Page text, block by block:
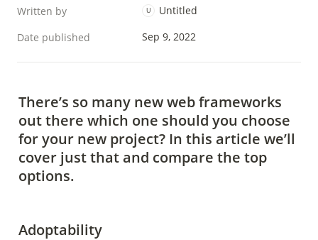
Written by U
Untitled
Date published
Sep 9, 2022
There’s so many new web frameworks
out there which one should you choose
for your new project? In this article we’ll
cover just that and compare the top
options.
Adoptability